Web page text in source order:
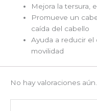
Mejora la tersura,
Promueve un
caída del cabello
Ayuda a reducir el
movilidad
No hay valoraciones aún.